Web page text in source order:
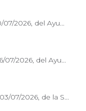
2026, del Ayu...
2026, del Ayu...
07/2026, de la S...